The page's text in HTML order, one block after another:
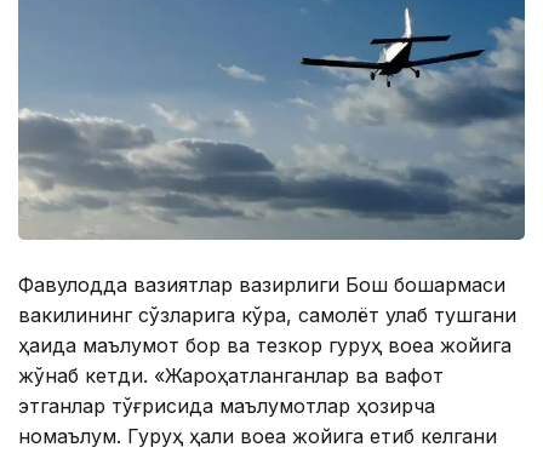
Фавқулодда вазиятлар вазирлиги Бош бошқармаси
вакилининг сўзларига кўра, самолёт қулаб тушгани
ҳақида маълумот бор ва тезкор гуруҳ воқеа жойига
жўнаб кетди. «Жароҳатланганлар ва вафот
этганлар тўғрисида маълумотлар ҳозирча
номаълум. Гуруҳ ҳали воқеа жойига етиб келгани